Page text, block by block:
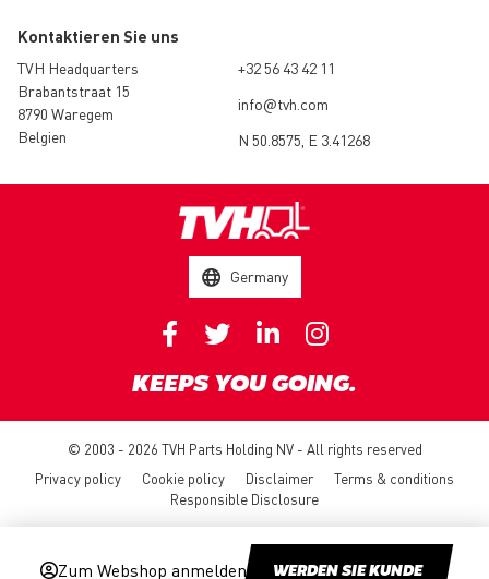
Zum Webshop anmelden WERDEN SIE KUNDE
Kontaktieren Sie uns
TVH Headquarters
Brabantstraat 15
8790 Waregem
Belgien
+32 56 43 42 11
info@tvh.com
N 50.8575, E 3.41268
Germany
KEEPS YOU GOING.
© 2003 - 2026 TVH Parts Holding NV - All rights reserved
Privacy policy
Cookie policy Disclaimer
Terms & conditions
Responsible Disclosure